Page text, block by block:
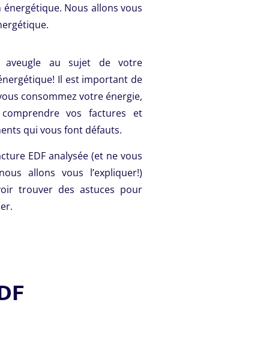
Nous allons vous
aveugle au sujet de votre
Il est important de
consommez votre énergie,
vos factures et
qui vous font défauts.
EDF analysée (et ne vous
allons vous l’expliquer!)
trouver des astuces pour